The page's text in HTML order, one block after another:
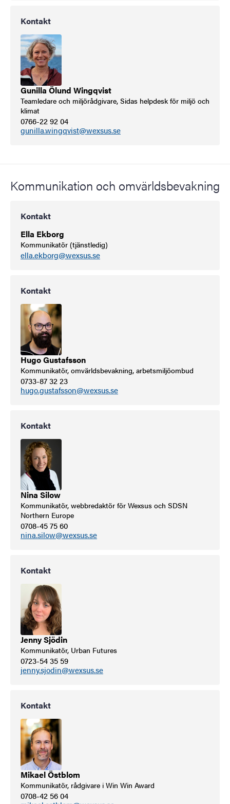
Kontakt
Gunilla Ölund Wingqvist
Teamledare och miljörådgivare, Sidas helpdesk för miljö och
klimat
0766-22 92 04
gunilla.wingqvist@wexsus.se
Kommunikation och omvärldsbevakning
Kontakt
Ella Ekborg
Kommunikatör (tjänstledig)
ella.ekborg@wexsus.se
Kontakt
Hugo Gustafsson
Kommunikatör, omvärldsbevakning, arbetsmiljöombud
0733-87 32 23
hugo.gustafsson@wexsus.se
Kontakt
Nina Silow
Kommunikatör, webbredaktör för Wexsus och SDSN
Northern Europe
0708-45 75 60
nina.silow@wexsus.se
Kontakt
Jenny Sjödin
Kommunikatör, Urban Futures
0723-54 35 59
jenny.sjodin@wexsus.se
Kontakt
Mikael Östblom
Kommunikatör, rådgivare i Win Win Award
0708-42 56 04